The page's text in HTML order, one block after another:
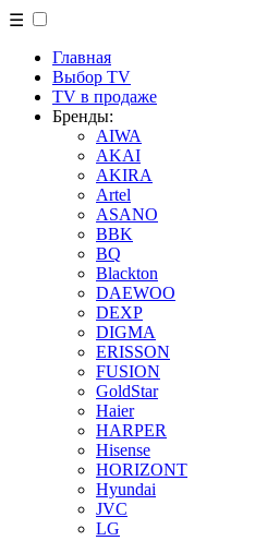
☰
Главная
Выбор TV
TV в продаже
Бренды:
AIWA
AKAI
AKIRA
Artel
ASANO
BBK
BQ
Blackton
DAEWOO
DEXP
DIGMA
ERISSON
FUSION
GoldStar
Haier
HARPER
Hisense
HORIZONT
Hyundai
JVC
LG